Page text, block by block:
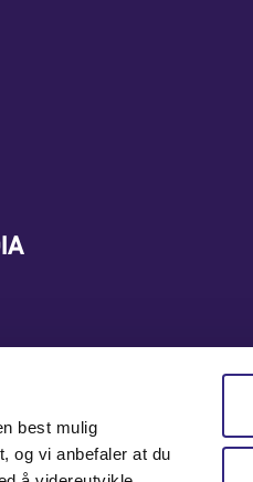
best mulig
og vi anbefaler at du